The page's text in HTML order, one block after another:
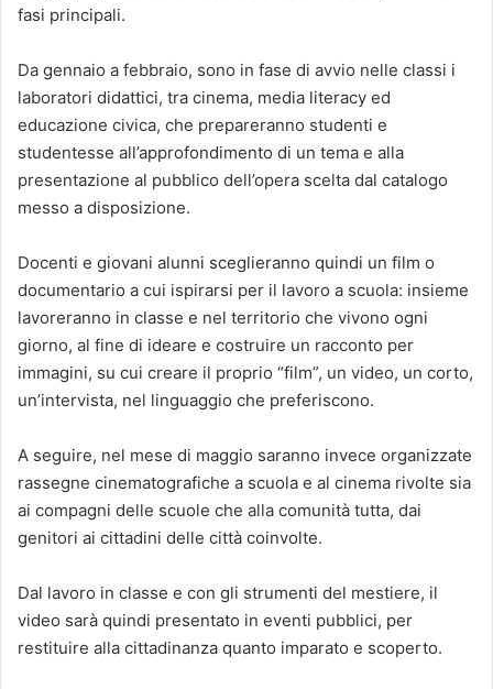
fasi principali.
Da gennaio a febbraio, sono in fase di avvio nelle classi i
laboratori didattici, tra cinema, media literacy ed
educazione civica, che prepareranno studenti e
studentesse all’approfondimento di un tema e alla
presentazione al pubblico dell’opera scelta dal catalogo
messo a disposizione.
Docenti e giovani alunni sceglieranno quindi un film o
documentario a cui ispirarsi per il lavoro a scuola: insieme
lavoreranno in classe e nel territorio che vivono ogni
giorno, al fine di ideare e costruire un racconto per
immagini, su cui creare il proprio “film”, un video, un corto,
un’intervista, nel linguaggio che preferiscono.
A seguire, nel mese di maggio saranno invece organizzate
rassegne cinematografiche a scuola e al cinema rivolte sia
ai compagni delle scuole che alla comunità tutta, dai
genitori ai cittadini delle città coinvolte.
Dal lavoro in classe e con gli strumenti del mestiere, il
video sarà quindi presentato in eventi pubblici, per
restituire alla cittadinanza quanto imparato e scoperto.